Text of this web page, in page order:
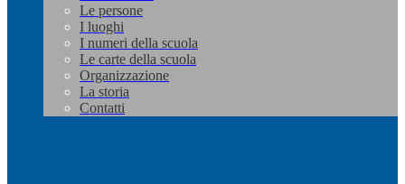
Le persone
I luoghi
I numeri della scuola
Le carte della scuola
Organizzazione
La storia
Contatti